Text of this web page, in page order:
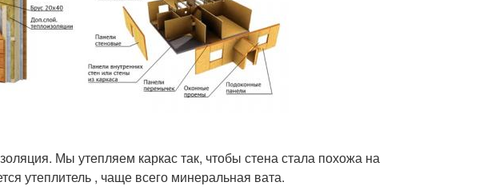
Мы утепляем каркас так, чтобы стена стала похожа на
утеплитель , чаще всего минеральная вата.